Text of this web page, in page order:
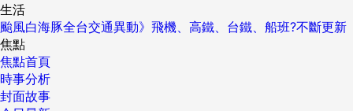
生活
颱風白海豚全台交通異動》飛機、高鐵、台鐵、船班?不斷更新
焦點
焦點首頁
時事分析
封面故事